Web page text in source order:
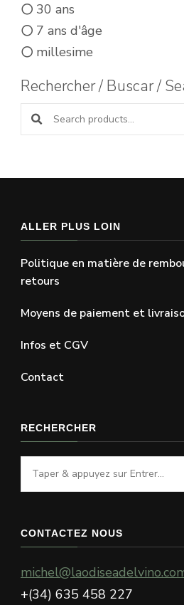
30 ans
7 ans d'âge
millesime
Rechercher / Buscar /
Search products:
ALLER PLUS LOIN
Politique en matière de
retours
Moyens de paiement et
Infos et CGV
Contact
RECHERCHER
Vous
recherchiez
chose
CONTACTEZ NOUS
+(34) 635 458 227